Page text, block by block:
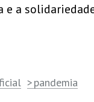
a
pandemia